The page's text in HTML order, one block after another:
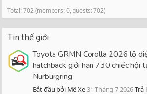
Total: 702 (members: 0, guests: 702)
Tin thế giới
Toyota GRMN Corolla 2026 lộ
hatchback giới hạn 730 chiếc hội
Nürburgring
Bắt đầu bởi Mê Xe 31 Tháng 7 2026Trả